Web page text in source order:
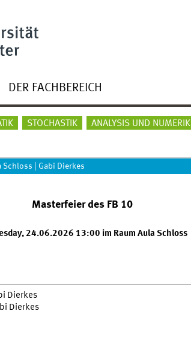
DER FACHBEREICH
STOCHASTIK ANALYSIS UND NUMERIK
Schloss Gabi Dierkes
Masterfeier des FB 10
24.06.2026 13:00 im Raum Aula Schloss
Dierkes
Dierkes